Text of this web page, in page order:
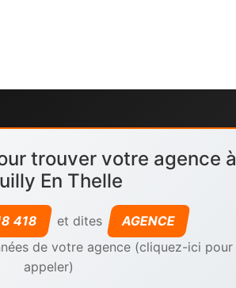
trouver votre agence à
En Thelle
418 et dites
AGENCE
de votre agence (cliquez-ici pour
appeler)